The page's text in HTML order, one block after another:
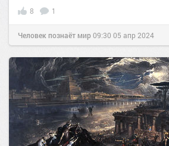
8 1
Человек познаёт мир09:30 05 апр 2024